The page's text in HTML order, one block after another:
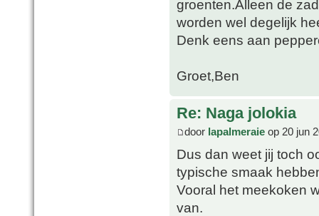
groenten.Alleen de
worden wel degelijk
Denk eens aan
Groet,Ben
Re: Naga jolokia
door lapalmeraie op 20 jun
Dus dan weet jij toch
typische smaak
Vooral het meekoken
van.